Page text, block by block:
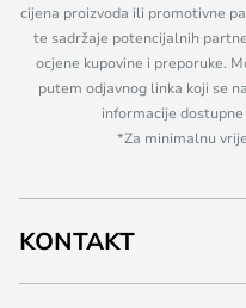
cijena proizvoda ili promotivne
te sadržaje potencijalnih
ocjene kupovine i preporuke.
putem odjavnog linka koji se
informacije
*Za minimalnu
KONTAKT